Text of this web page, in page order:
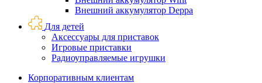
Внешний аккумулятор Deppa
Для детей
Аксессуары для приставок
Игровые приставки
Радиоуправляемые игрушки
Корпоративным клиентам